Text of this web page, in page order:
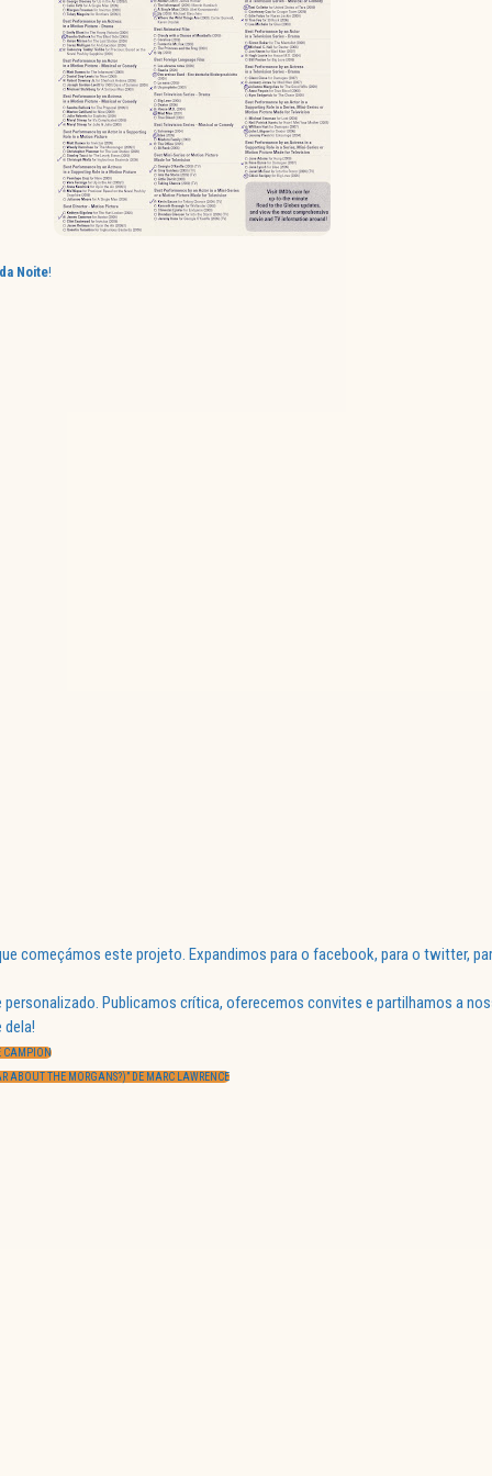
Noite!
começámos este projeto. Expandimos para o facebook, para o twitter,
Publicamos crítica, oferecemos convites e partilhamos a
dela!
CAMPION
ABOUT THE MORGANS?)” DE MARC LAWRENCE